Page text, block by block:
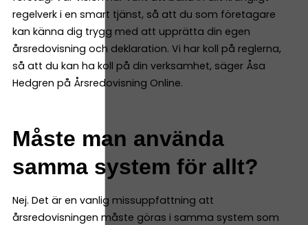
regelverk i en smart tjänst, så att du som företagare
kan känna dig trygg med att upprätta din egen
årsredovisning och deklaration. Vi har koll på reglerna,
så att du kan ha koll på din verksamhet, säger Åsa
Hedgren på Årsredovisning Online.
Måste man använda
samma system för allt?
Nej. Det är en vanlig missuppfattning att
årsredovisningen måste göras i samma system som